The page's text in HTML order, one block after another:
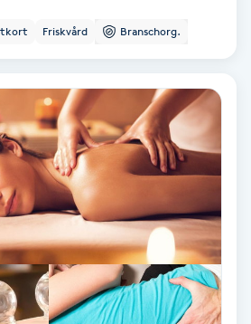
Friskvård Branschorg.